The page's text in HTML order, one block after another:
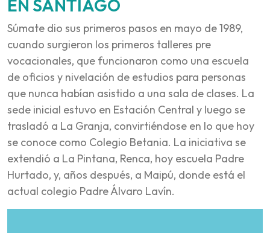
EN SANTIAGO
Súmate dio sus primeros pasos en mayo de 1989,
cuando surgieron los primeros talleres pre
vocacionales, que funcionaron como una escuela
de oficios y nivelación de estudios para personas
que nunca habían asistido a una sala de clases. La
sede inicial estuvo en Estación Central y luego se
trasladó a La Granja, convirtiéndose en lo que hoy
se conoce como Colegio Betania. La iniciativa se
extendió a La Pintana, Renca, hoy escuela Padre
Hurtado, y, años después, a Maipú, donde está el
actual colegio Padre Álvaro Lavín.